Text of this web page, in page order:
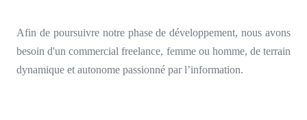
Afin de poursuivre notre phase de développement, nous avons
besoin d'un commercial freelance, femme ou homme, de terrain
dynamique et autonome passionné par l’information.